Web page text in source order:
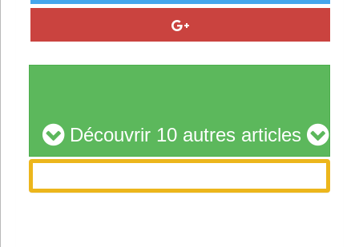
Découvrir 10 autres articles